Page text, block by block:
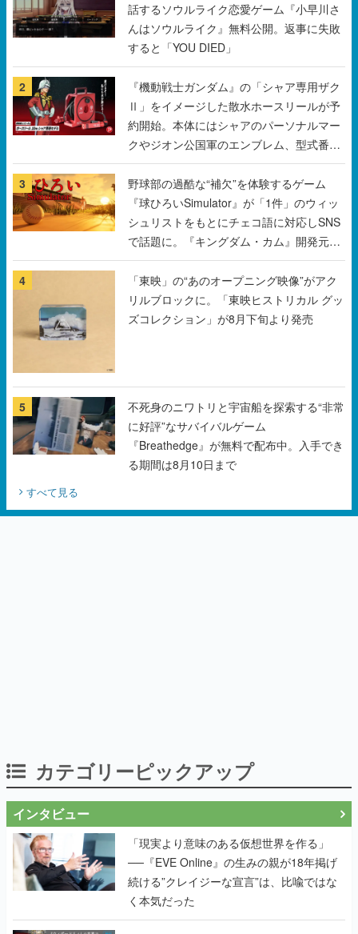
話するソウルライク恋愛ゲーム『小早川さ
んはソウルライク』無料公開。返事に失敗
すると「YOU DIED」
2
『機動戦士ガンダム』の「シャア専用ザク
Ⅱ」をイメージした散水ホースリールが予
約開始。本体にはシャアのパーソナルマー
クやジオン公国軍のエンブレム、型式番号
などを配置
3
野球部の過酷な“補欠”を体験するゲーム
『球ひろいSimulator』が「1件」のウィッ
シュリストをもとにチェコ語に対応しSNS
で話題に。『キングダム・カム』開発元や
チェコのプロ野球選手から称賛の声
4
「東映」の“あのオープニング映像”がアク
リルブロックに。「東映ヒストリカル グッ
ズコレクション」が8月下旬より発売
5
不死身のニワトリと宇宙船を探索する“非常
に好評”なサバイバルゲーム
『Breathedge』が無料で配布中。入手でき
る期間は8月10日まで
すべて見る
カテゴリーピックアップ
インタビュー
「現実より意味のある仮想世界を作る」
──『EVE Online』の生みの親が18年掲げ
続ける”クレイジーな宣言”は、比喩ではな
く本気だった